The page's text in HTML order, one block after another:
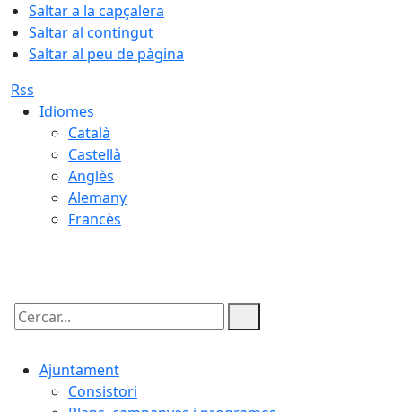
Saltar a la capçalera
Saltar al contingut
Saltar al peu de pàgina
Rss
Idiomes
Català
Castellà
Anglès
Alemany
Francès
Cercar:
Ajuntament
Consistori